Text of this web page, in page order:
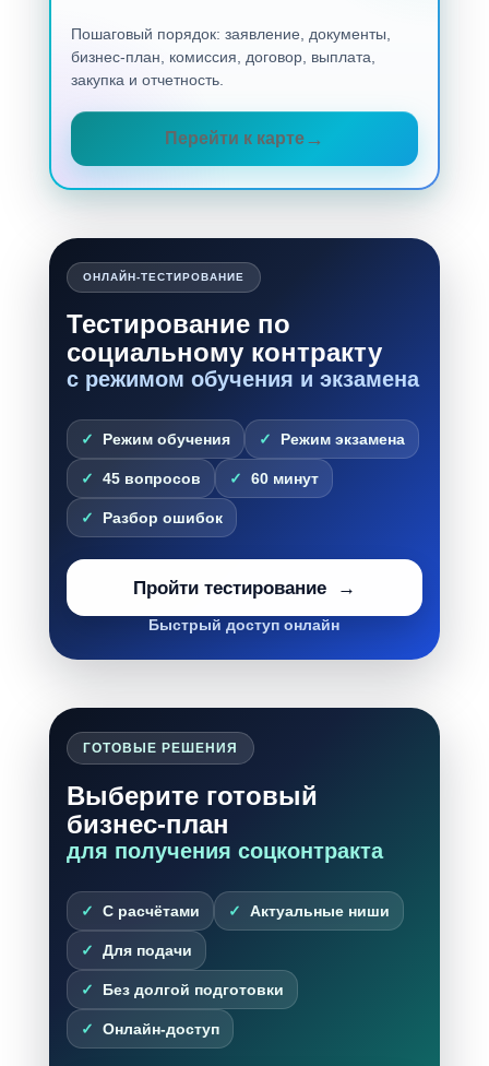
Пошаговый порядок: заявление, документы,
бизнес-план, комиссия, договор, выплата,
закупка и отчетность.
Перейти к карте
ОНЛАЙН-ТЕСТИРОВАНИЕ
Тестирование по
социальному контракту
с режимом обучения и экзамена
Режим обучения Режим экзамена
45 вопросов 60 минут
Разбор ошибок
Пройти тестирование
Быстрый доступ онлайн
ГОТОВЫЕ РЕШЕНИЯ
Выберите готовый
бизнес-план
для получения соцконтракта
С расчётами Актуальные ниши
Для подачи
Без долгой подготовки
Онлайн-доступ